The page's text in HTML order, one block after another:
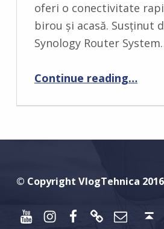
N
T
oferi o conectivitate
birou și acasă. Susținut
Synology Router
Continue reading“Synology anunţă RT6600ax, noul său router Wi-Fi 6”…
© Copyright VlogTehnica 2016
YoutubeInstagram
Facebook
Discord